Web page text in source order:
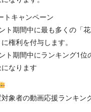
キャンペーン
ト期間中に最も多くの「
権利を付与します。
ト期間中にランキング1位
なります
象者の動画応援ランキン